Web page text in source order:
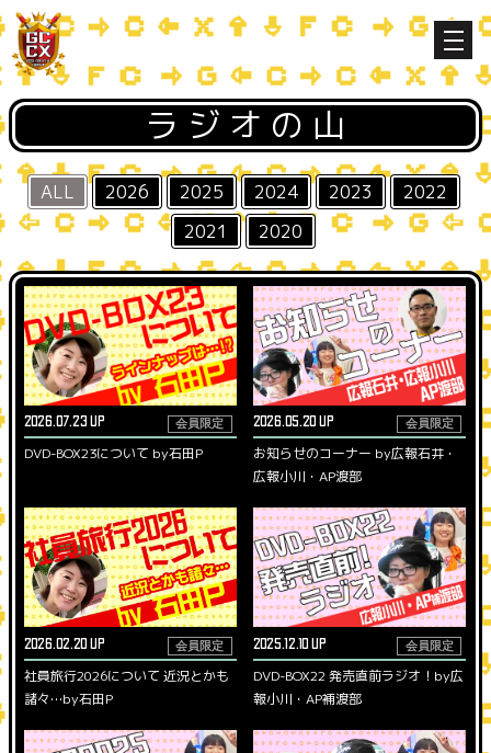
ラジオの山
ALL 2026 2025 2024 2023
2022
2021
2020
2026.07.23 UP 会員限定
DVD-BOX23について by石田P
2026.05.20 UP 会員限定
お知らせのコーナー by広報石井・
広報小川・AP渡部
2026.02.20 UP 会員限定
社員旅行2026について 近況とかも
諸々…by石田P
2025.12.10 UP 会員限定
DVD-BOX22 発売直前ラジオ！by広
報小川・AP補渡部